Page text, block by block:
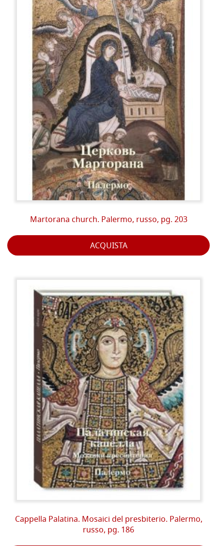
Martorana church. Palermo, russo, pg. 203
ACQUISTA
Cappella Palatina. Mosaici del presbiterio. Palermo,
russo, pg. 186